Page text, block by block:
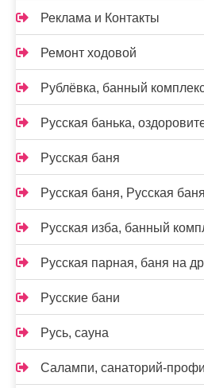
Реклама и Контакты
Ремонт ходовой
Рублёвка, банный
Русская банька,
Русская баня
Русская баня, Русская баня
Русская изба, банный
Русская парная, баня на
Русские бани
Русь, сауна
Салампи, санаторий-